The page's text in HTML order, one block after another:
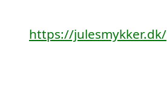
https://julesmykker.dk/